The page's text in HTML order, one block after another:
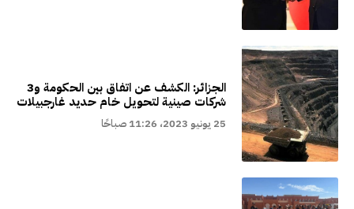
الجزائر: الكشف عن اتفاق بين الحكومة و3
شركات صينية لتحويل خام حديد غارجبيلات
25 يونيو 2023، 11:26 صباحًا